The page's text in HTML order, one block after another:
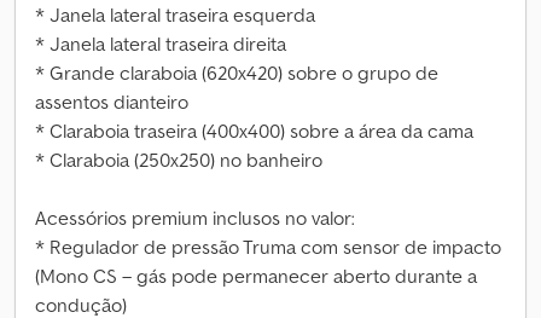
* Janela lateral traseira esquerda
* Janela lateral traseira direita
* Grande claraboia (620x420) sobre o grupo de
assentos dianteiro
* Claraboia traseira (400x400) sobre a área da cama
* Claraboia (250x250) no banheiro
Acessórios premium inclusos no valor:
* Regulador de pressão Truma com sensor de impacto
(Mono CS – gás pode permanecer aberto durante a
condução)